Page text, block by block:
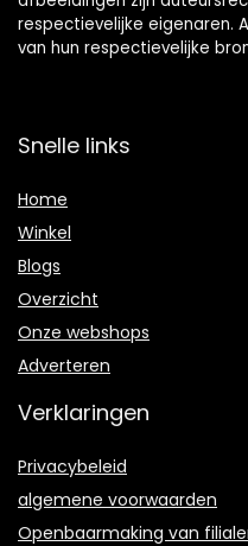
respectievelijke eigenaren.
van hun respectievelijke
Snelle links
Home
Winkel
Blogs
Overzicht
Onze webshops
Adverteren
Verklaringen
Privacybeleid
algemene voorwaarden
Openbaarmaking van